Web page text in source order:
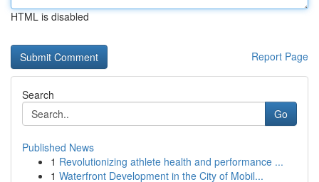
HTML is disabled
Report Page
Search
Go
Published News
1 Revolutionizing athlete health and performance ...
1 Waterfront Development in the City of Mobil...